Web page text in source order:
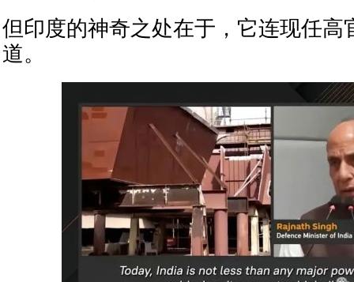
但印度的神奇之处在于，它连现任高
道。